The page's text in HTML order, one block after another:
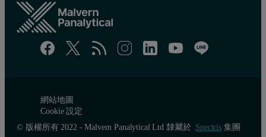
網站地圖
Cookie 設定
© 版權所有 2022 - Malvern Panalytical Ltd 隸屬於 Spectris集團